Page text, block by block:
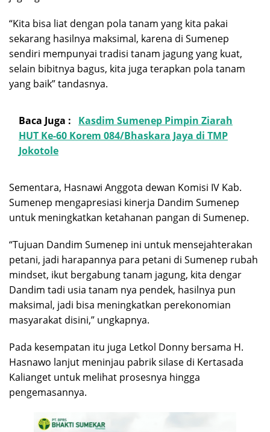
“Kita bisa liat dengan pola tanam yang kita pakai
sekarang hasilnya maksimal, karena di Sumenep
sendiri mempunyai tradisi tanam jagung yang kuat,
selain bibitnya bagus, kita juga terapkan pola tanam
yang baik” tandasnya.
Baca Juga :
Kasdim Sumenep Pimpin Ziarah
HUT Ke-60 Korem 084/Bhaskara Jaya di TMP
Jokotole
Sementara, Hasnawi Anggota dewan Komisi IV Kab.
Sumenep mengapresiasi kinerja Dandim Sumenep
untuk meningkatkan ketahanan pangan di Sumenep.
“Tujuan Dandim Sumenep ini untuk mensejahterakan
petani, jadi harapannya para petani di Sumenep rubah
mindset, ikut bergabung tanam jagung, kita dengar
Dandim tadi usia tanam nya pendek, hasilnya pun
maksimal, jadi bisa meningkatkan perekonomian
masyarakat disini,” ungkapnya.
Pada kesempatan itu juga Letkol Donny bersama H.
Hasnawo lanjut meninjau pabrik silase di Kertasada
Kalianget untuk melihat prosesnya hingga
pengemasannya.